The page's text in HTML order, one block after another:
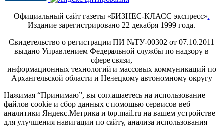
Официальный сайт газеты «БИЗНЕС-КЛАСС экспресс».
Издание зарегистрировано 22 декабря 1999 года.
Свидетельство о регистрации ПИ №ТУ-00302 от 07.10.2011
выдано Управлением Федеральной службы по надзору в
сфере связи,
информационных технологий и массовых коммуникаций по
Архангельской области и Ненецкому автономному округу
Нажимая “Принимаю”, вы соглашаетесь на использование
файлов cookie и сбор данных с помощью сервисов веб
аналитики Яндекс.Метрика и top.mail.ru на вашем устройстве
для улучшения навигации по сайту, анализа использования